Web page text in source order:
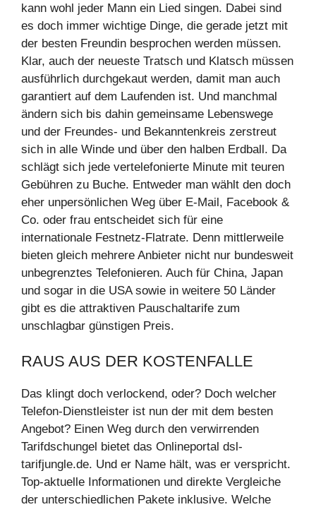
kann wohl jeder Mann ein Lied singen. Dabei sind
es doch immer wichtige Dinge, die gerade jetzt mit
der besten Freundin besprochen werden müssen.
Klar, auch der neueste Tratsch und Klatsch müssen
ausführlich durchgekaut werden, damit man auch
garantiert auf dem Laufenden ist. Und manchmal
ändern sich bis dahin gemeinsame Lebenswege
und der Freundes- und Bekanntenkreis zerstreut
sich in alle Winde und über den halben Erdball. Da
schlägt sich jede vertelefonierte Minute mit teuren
Gebühren zu Buche. Entweder man wählt den doch
eher unpersönlichen Weg über E-Mail, Facebook &
Co. oder frau entscheidet sich für eine
internationale Festnetz-Flatrate. Denn mittlerweile
bieten gleich mehrere Anbieter nicht nur bundesweit
unbegrenztes Telefonieren. Auch für China, Japan
und sogar in die USA sowie in weitere 50 Länder
gibt es die attraktiven Pauschaltarife zum
unschlagbar günstigen Preis.
RAUS AUS DER KOSTENFALLE
Das klingt doch verlockend, oder? Doch welcher
Telefon-Dienstleister ist nun der mit dem besten
Angebot? Einen Weg durch den verwirrenden
Tarifdschungel bietet das Onlineportal dsl-
tarifjungle.de. Und er Name hält, was er verspricht.
Top-aktuelle Informationen und direkte Vergleiche
der unterschiedlichen Pakete inklusive. Welche